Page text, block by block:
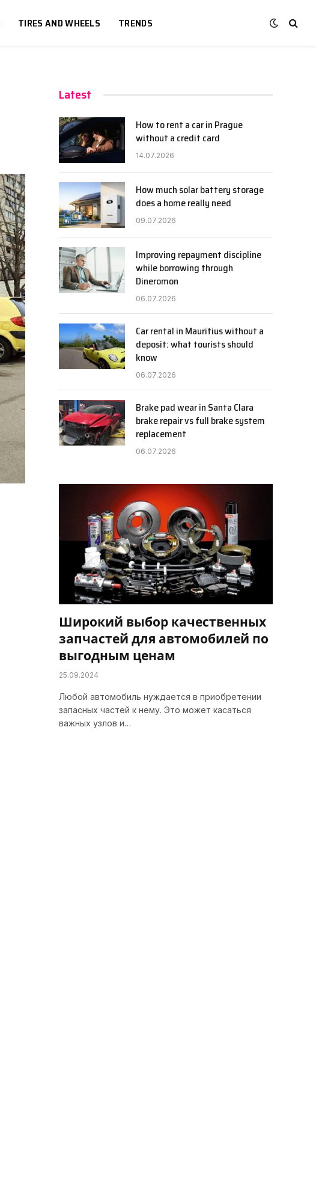
TIRES AND WHEELS TRENDS
Latest
How to rent a car in Prague
without a credit card
14.07.2026
How much solar battery storage
does a home really need
09.07.2026
Improving repayment discipline
while borrowing through
Dineromon
06.07.2026
Car rental in Mauritius without a
deposit: what tourists should
know
06.07.2026
Brake pad wear in Santa Clara
brake repair vs full brake system
replacement
06.07.2026
Широкий выбор качественных
запчастей для автомобилей по
выгодным ценам
25.09.2024
Любой автомобиль нуждается в приобретении
запасных частей к нему. Это может касаться
важных узлов и…